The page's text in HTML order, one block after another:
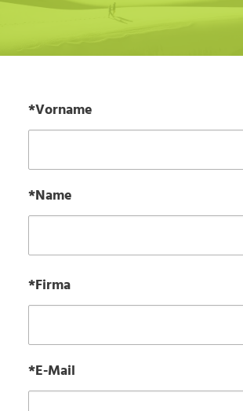
*Vorname
*Name
*Firma
*E-Mail